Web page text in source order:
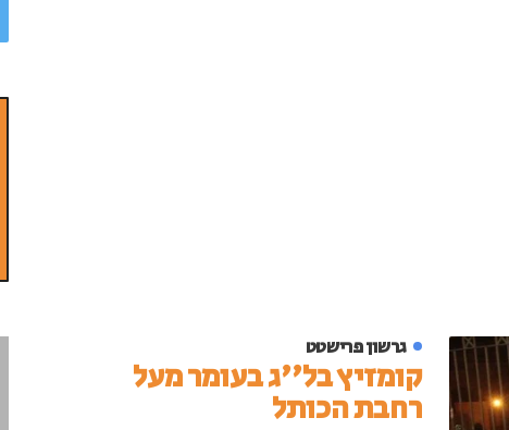
גרשון פרישטט
קומזיץ בל''ג בעומר מעל
רחבת הכותל